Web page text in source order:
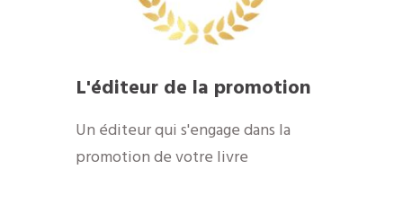
​L'éditeur de la promotion
​Un éditeur qui s'engage dans la
promotion de votre livre